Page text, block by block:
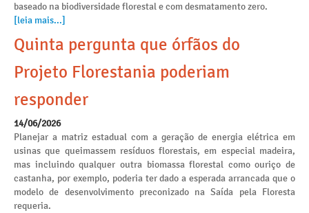
baseado na biodiversidade florestal e com desmatamento zero.
[leia mais...]
Quinta pergunta que órfãos do
Projeto Florestania poderiam
responder
14/06/2026
Planejar a matriz estadual com a geração de energia elétrica em
usinas que queimassem resíduos florestais, em especial madeira,
mas incluindo qualquer outra biomassa florestal como ouriço de
castanha, por exemplo, poderia ter dado a esperada arrancada que o
modelo de desenvolvimento preconizado na Saída pela Floresta
requeria.